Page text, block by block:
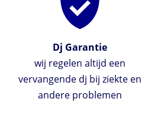
Dj Garantie
wij regelen altijd een
vervangende dj bij ziekte en
andere problemen